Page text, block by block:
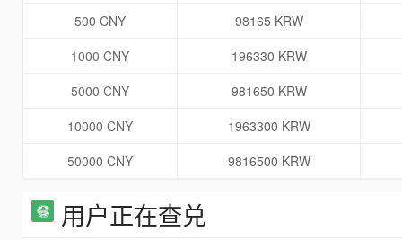
500 CNY
98165 KRW
1000 CNY
196330 KRW
5000 CNY
981650 KRW
10000 CNY
1963300 KRW
50000 CNY
9816500 KRW
用户正在查兑